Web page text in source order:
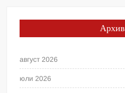
Архив
август 2026
юли 2026